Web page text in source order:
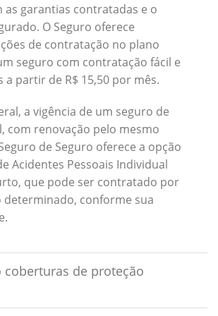
as garantias contratadas e o
O Seguro oferece
de contratação no plano
seguro com contratação fácil e
a partir de R$ 15,50 por mês.
a vigência de um seguro de
com renovação pelo mesmo
de Seguro oferece a opção
Acidentes Pessoais Individual
que pode ser contratado por
conforme sua
coberturas de proteção